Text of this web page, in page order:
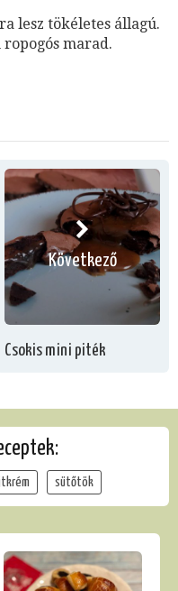
lesz tökéletes állagú.
marad.
Következő
Csokis mini piték
sütőtök